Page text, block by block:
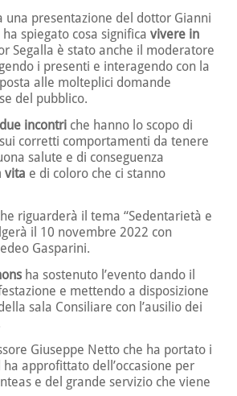
una presentazione del dottor Gianni
spiegato cosa significa vivere in
Segalla è stato anche il moderatore
i presenti e interagendo con la
alle molteplici domande
del pubblico.
incontriche hanno lo scopo di
corretti comportamenti da tenere
salute e di conseguenza
vita e di coloro che ci stanno
riguarderà il tema “Sedentarietà e
il 10 novembre 2022 con
Gasparini.
ha sostenuto l’evento dando il
e mettendo a disposizione
sala Consiliare con l’ausilio dei
Giuseppe Netto che ha portato i
approfittato dell’occasione per
e del grande servizio che viene